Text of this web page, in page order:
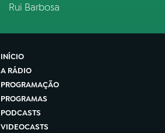
Rui Barbosa
INÍCIO
A RÁDIO
PROGRAMAÇÃO
PROGRAMAS
PODCASTS
VIDEOCASTS